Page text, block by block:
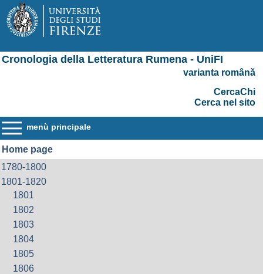
Cronologia della Letteratura Rumena - UniFI
varianta română
CercaChi
Cerca nel sito
menù principale
Home page
1780-1800
1801-1820
1801
1802
1803
1804
1805
1806